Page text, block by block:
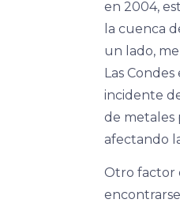
en 2004,
la cuenca
un lado,
Las
incidente
de metales
afectando
Otro factor